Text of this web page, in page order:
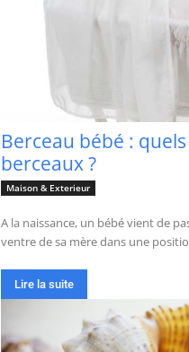
Berceau bébé :
berceaux ?
Maison & Exterieur
A la naissance, un bébé vient de
ventre de sa mère dans une
Lire la suite